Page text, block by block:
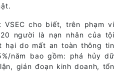
VSEC cho biết, trên phạm vi
người là nạn nhân của tội
hại do mất an toàn thông tin
năm bao gồm: phá hủy dữ
gián đoạn kinh doanh, tổn